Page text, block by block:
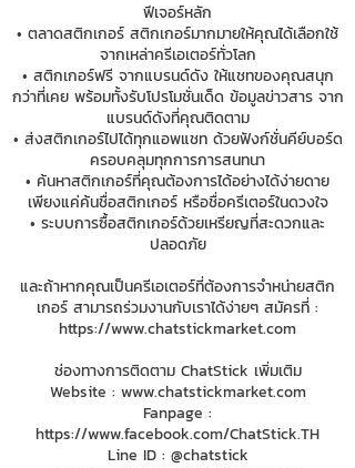
ฟีเจอร์หลัก
• ตลาดสติกเกอร์ สติกเกอร์มากมายให้คุณได้เลือกใช้
จากเหล่าครีเอเตอร์ทั่วโลก
• สติกเกอร์ฟรี จากแบรนด์ดัง ให้แชทของคุณสนุก
กว่าที่เคย พร้อมทั้งรับโปรโมชั่นเด็ด ข้อมูลข่าวสาร จาก
แบรนด์ดังที่คุณติดตาม
• ส่งสติกเกอร์ไปได้ทุกแอพแชท ด้วยฟังก์ชั่นคีย์บอร์ด
ครอบคลุมทุกการการสนทนา
• ค้นหาสติกเกอร์ที่คุณต้องการได้อย่างได้ง่ายดาย
เพียงแค่ค้นชื่อสติกเกอร์ หรือชื่อครีเตอร์ในดวงใจ
• ระบบการซื้อสติกเกอร์ด้วยเหรียญที่สะดวกและ
ปลอดภัย
และถ้าหากคุณเป็นครีเอเตอร์ที่ต้องการจำหน่ายสติก
เกอร์ สามารถร่วมงานกับเราได้ง่ายๆ สมัครที่ :
https://www.chatstickmarket.com
ช่องทางการติดตาม ChatStick เพิ่มเติม
Website : www.chatstickmarket.com
Fanpage :
https://www.facebook.com/ChatStick.TH
Line ID : @chatstick